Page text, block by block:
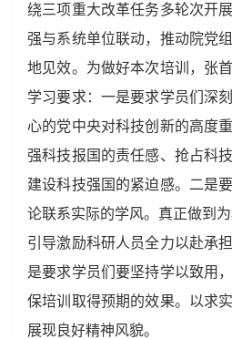
绕三项重大改革任务多轮次开
强与系统单位联动，推动院党
地见效。为做好本次培训，张
学习要求：一是要求学员们深
心的党中央对科技创新的高度
强科技报国的责任感、抢占科
建设科技强国的紧迫感。二是
论联系实际的学风。真正做到为
引导激励科研人员全力以赴承
是要求学员们要坚持学以致用
保培训取得预期的效果。以求
展现良好精神风貌。